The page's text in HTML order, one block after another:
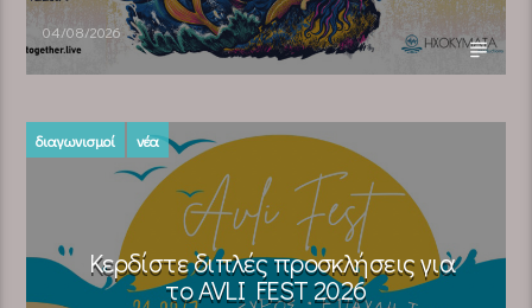
04/08/2026
διαγωνισμοί νέα
Κερδίστε διπλές προσκλήσεις για
το AVLI FEST 2026